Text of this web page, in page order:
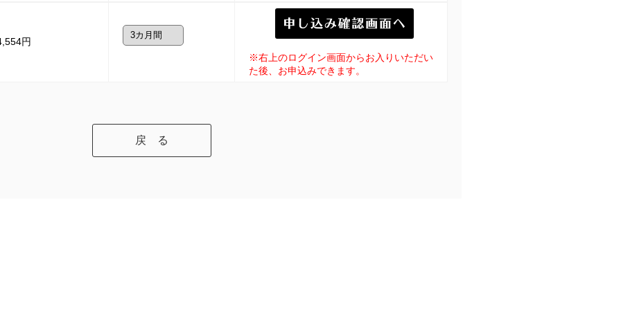
円
※右上のログイン画面からお入りいただい
た後、お申込みできます。
戻 る